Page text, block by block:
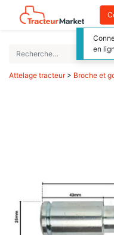
Attelage tracteur> Broche et
en